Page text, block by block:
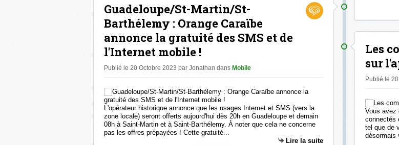
Guadeloupe/St-Martin/St-
Barthélemy : Orange Caraïbe
annonce la gratuité des SMS et de
l'Internet mobile !
Publié le 20 Octobre 2023 par Jonathan dans Mobile
L'opérateur historique annonce que les usages Internet et SMS (vers la
zone locale) seront offerts aujourd'hui dès 20h en Guadeloupe et demain
08h à Saint-Martin et à Saint-Barthélemy. À noter que cela ne concerne
pas les offres prépayées ! Cette gratuité...
Lire la suite
Les
sur
Publié le
Vous avez
connectés
tel que de
désormais